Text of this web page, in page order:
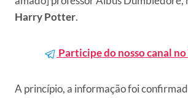
Harry Potter.
Participe do nosso canal no
A princípio, a informação foi